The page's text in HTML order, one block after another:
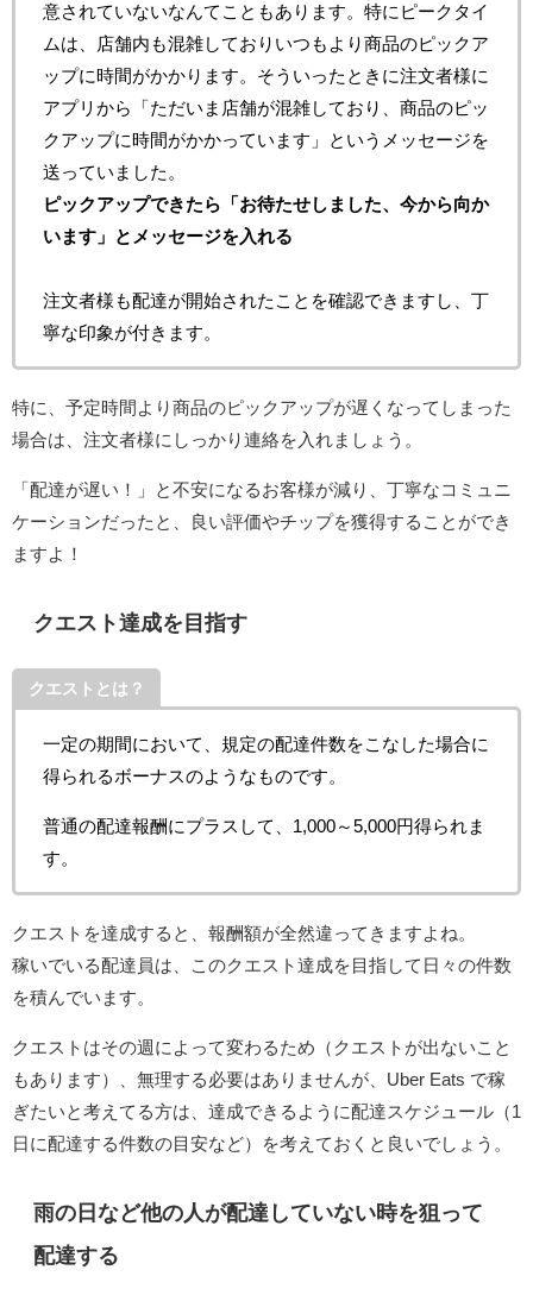
意されていないなんてこともあります。特にピークタイ
ムは、店舗内も混雑しておりいつもより商品のピックア
ップに時間がかかります。そういったときに注文者様に
アプリから「ただいま店舗が混雑しており、商品のピッ
クアップに時間がかかっています」というメッセージを
送っていました。
ピックアップできたら「お待たせしました、今から向か
います」とメッセージを入れる
注文者様も配達が開始されたことを確認できますし、丁
寧な印象が付きます。
特に、予定時間より商品のピックアップが遅くなってしまった
場合は、注文者様にしっかり連絡を入れましょう。
「配達が遅い！」と不安になるお客様が減り、丁寧なコミュニ
ケーションだったと、良い評価やチップを獲得することができ
ますよ！
クエスト達成を目指す
クエストとは？
一定の期間において、規定の配達件数をこなした場合に
得られるボーナスのようなものです。
普通の配達報酬にプラスして、1,000～5,000円得られま
す。
クエストを達成すると、報酬額が全然違ってきますよね。
稼いでいる配達員は、このクエスト達成を目指して日々の件数
を積んでいます。
クエストはその週によって変わるため（クエストが出ないこと
もあります）、無理する必要はありませんが、Uber Eats で稼
ぎたいと考えてる方は、達成できるように配達スケジュール（1
日に配達する件数の目安など）を考えておくと良いでしょう。
雨の日など他の人が配達していない時を狙って
配達する